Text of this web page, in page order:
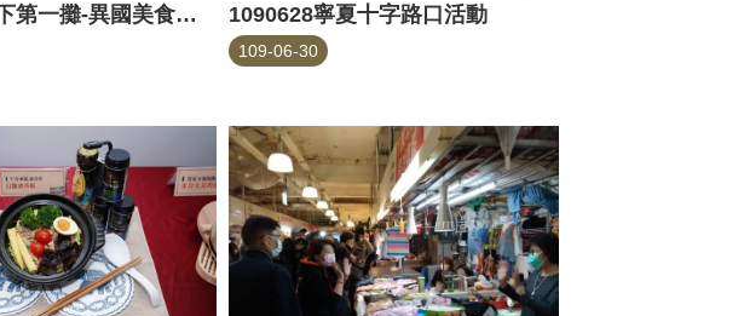
1090605天下第一攤-異國美食大pk記者會 1090628寧夏十字路口活動
109-06-30